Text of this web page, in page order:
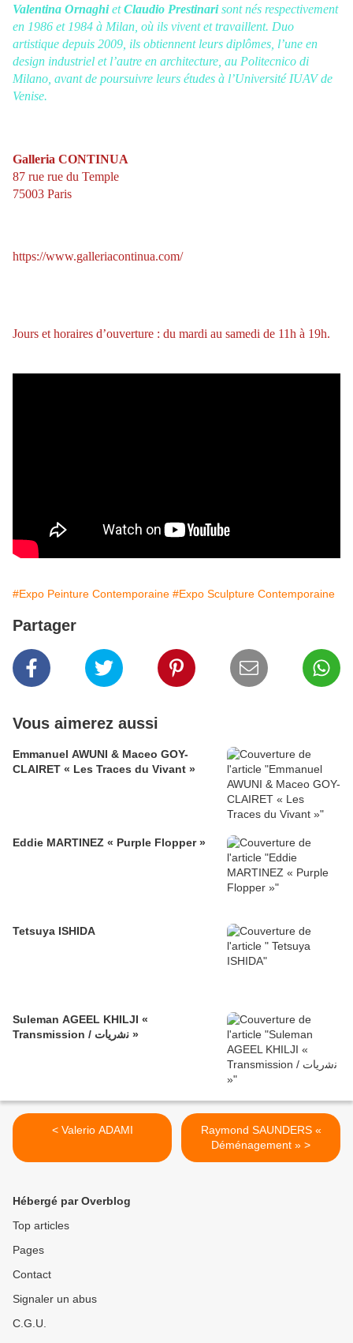
Valentina OrnaghietClaudio Prestinarisont nés respectivement
en 1986 et 1984 à Milan, où ils vivent et travaillent. Duo
artistique depuis 2009, ils obtiennent leurs diplômes, l’une en
design industriel et l’autre en architecture, au Politecnico di
Milano, avant de poursuivre leurs études à l’Université IUAV de
Venise.
Galleria CONTINUA
87 rue rue du Temple
75003 Paris
https://www.galleriacontinua.com/
Jours et horaires d’ouverture : du mardi au samedi de 11h à 19h.
#Expo Peinture Contemporaine #Expo Sculpture Contemporaine
Partager
Vous aimerez aussi
Emmanuel AWUNI & Maceo GOY-
CLAIRET « Les Traces du Vivant »
Eddie MARTINEZ « Purple Flopper »
Tetsuya ISHIDA
Suleman AGEEL KHILJI «
Transmission / ﻧﺷرﯾﺎت »
< Valerio ADAMI
Raymond SAUNDERS «
Déménagement » >
Hébergé par Overblog
Top articles
Pages
Contact
Signaler un abus
C.G.U.